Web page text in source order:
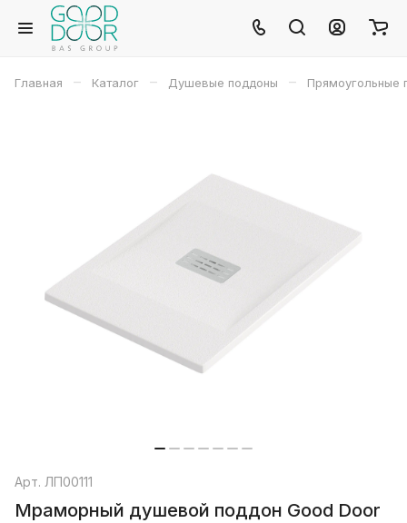
Главная – Каталог – Душевые поддоны – Прямоугольные
Арт. ЛП00111
Мраморный душевой поддон Good Door